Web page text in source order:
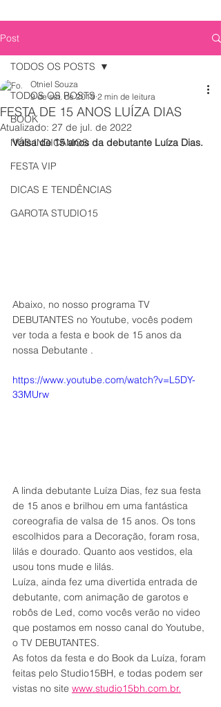
Post
TODOS OS POSTS
BOOK
NÓS INDICAMOS
FESTA VIP
DICAS E TENDÊNCIAS
GAROTA STUDIO15
TODOS OS POSTS
FESTA DE 15 ANOS LUÍZA DIAS
Otniel Souza
9 de set. de 2019 2 min de leitura
Atualizado: 27 de jul. de 2022
Valsa de 15 anos da debutante Luíza Dias.
Abaixo, no nosso programa TV
DEBUTANTES no Youtube, vocês podem
ver toda a festa e book de 15 anos da
nossa Debutante .
https://www.youtube.com/watch?v=L5DY-
33MUrw
A linda debutante Luíza Dias, fez sua festa
de 15 anos e brilhou em uma fantástica
coreografia de valsa de 15 anos. Os tons
escolhidos para a Decoração, foram rosa,
lilás e dourado. Quanto aos vestidos, ela
usou tons mude e lilás.
Luíza, ainda fez uma divertida entrada de
debutante, com animação de garotos e
robôs de Led, como vocês verão no video
que postamos em nosso canal do Youtube,
o TV DEBUTANTES.
As fotos da festa e do Book da Luíza, foram
feitas pelo Studio15BH, e todas podem ser
vistas no site www.studio15bh.com.br.